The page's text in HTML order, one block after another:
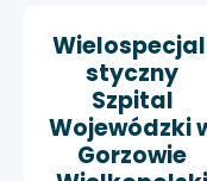
styczny
Szpital
Wojewódzki
Gorzowie